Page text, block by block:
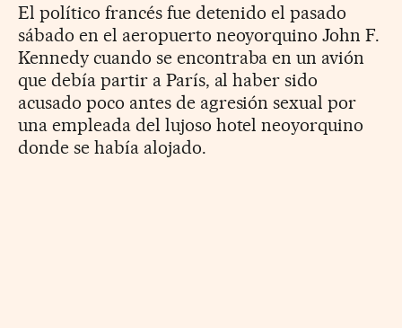
El político francés fue detenido el pasado
sábado en el aeropuerto neoyorquino John F.
Kennedy cuando se encontraba en un avión
que debía partir a París, al haber sido
acusado poco antes de agresión sexual por
una empleada del lujoso hotel neoyorquino
donde se había alojado.